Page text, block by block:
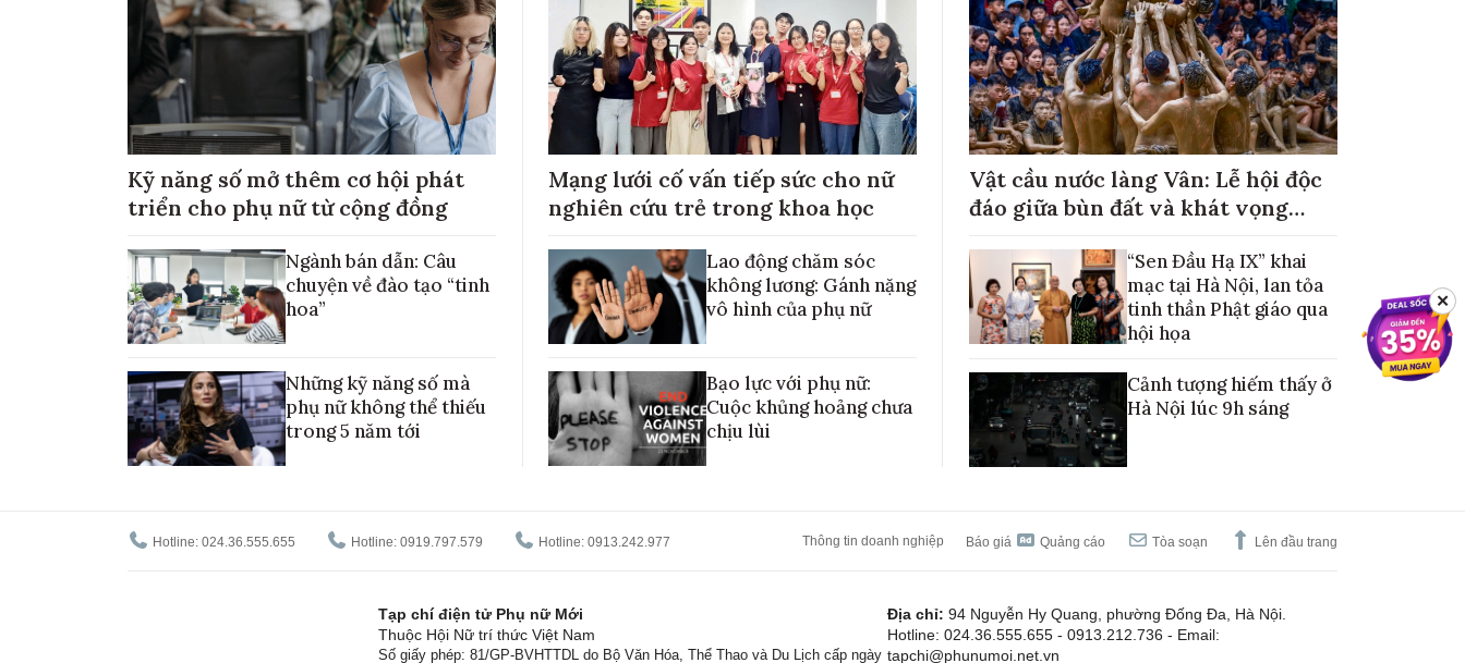
Kỹ năng số mở thêm cơ hội phát
triển cho phụ nữ từ cộng đồng
Ngành bán dẫn: Câu
chuyện về đào tạo “tinh
hoa”
Những kỹ năng số mà
phụ nữ không thể thiếu
trong 5 năm tới
Mạng lưới cố vấn tiếp sức cho nữ
nghiên cứu trẻ trong khoa học
Lao động chăm sóc
không lương: Gánh nặng
vô hình của phụ nữ
Bạo lực với phụ nữ:
Cuộc khủng hoảng chưa
chịu lùi
Vật cầu nước làng Vân: Lễ hội độc
đáo giữa bùn đất và khát vọng
“Sen Đầu Hạ IX” khai
mạc tại Hà Nội, lan tỏa
tinh thần Phật giáo qua
hội họa
Cảnh tượng hiếm thấy ở
Hà Nội lúc 9h sáng
Hotline: 024.36.555.655 Hotline: 0919.797.579 Hotline: 0913.242.977 Thông tin doanh nghiệp Báo giá Quảng cáo Tòa soạn Lên đầu trang
Tạp chí điện tử Phụ nữ Mới
Thuộc Hội Nữ trí thức Việt Nam
Số giấy phép: 81/GP-BVHTTDL do Bộ Văn Hóa, Thể Thao và Du Lịch cấp ngày
Địa chỉ: 94 Nguyễn Hy Quang, phường Đống Đa, Hà Nội.
Hotline: 024.36.555.655 - 0913.212.736 - Email:
tapchi@phunumoi.net.vn
✕